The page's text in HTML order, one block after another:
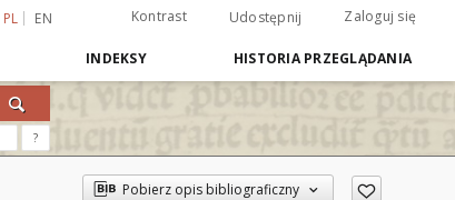
PL EN Kontrast Udostępnij Zaloguj się
INDEKSY HISTORIA PRZEGLĄDANIA
?
Pobierz opis bibliograficzny